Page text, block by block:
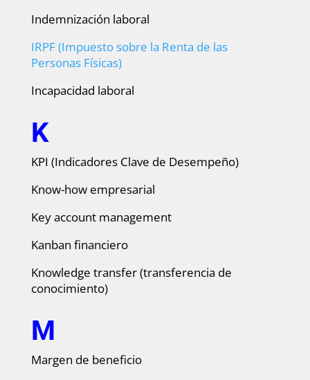
Indemnización laboral
IRPF (Impuesto sobre la Renta de las
Personas Físicas)
Incapacidad laboral
K
KPI (Indicadores Clave de Desempeño)
Know-how empresarial
Key account management
Kanban financiero
Knowledge transfer (transferencia de
conocimiento)
M
Margen de beneficio